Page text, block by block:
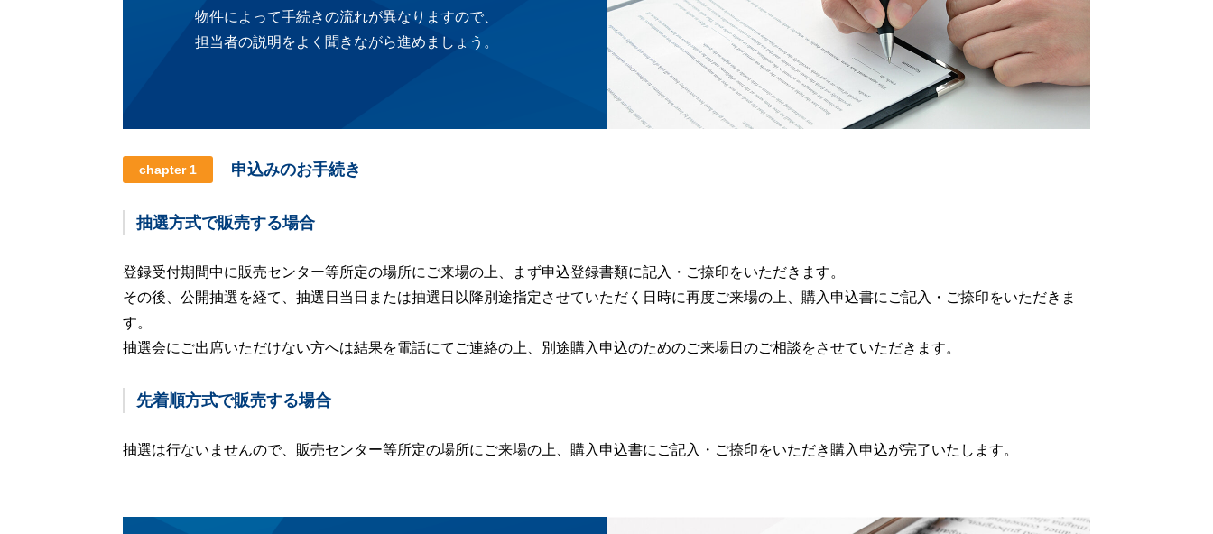
物件によって手続きの流れが異なりますので、
担当者の説明をよく聞きながら進めましょう。
chapter 1 申込みのお手続き
抽選方式で販売する場合
登録受付期間中に販売センター等所定の場所にご来場の上、まず申込登録書類に記入・ご捺印をいただきます。
その後、公開抽選を経て、抽選日当日または抽選日以降別途指定させていただく日時に再度ご来場の上、購入申込書にご記入・ご捺印をいただきま
す。
抽選会にご出席いただけない方へは結果を電話にてご連絡の上、別途購入申込のためのご来場日のご相談をさせていただきます。
先着順方式で販売する場合
抽選は行ないませんので、販売センター等所定の場所にご来場の上、購入申込書にご記入・ご捺印をいただき購入申込が完了いたします。